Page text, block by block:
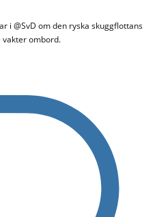
i @SvD om den ryska skuggflottans
vakter ombord.